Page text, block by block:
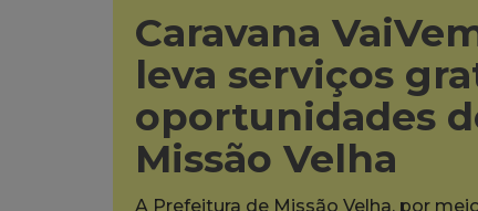
Caravana
leva serviços
oportunidades
Missão Velha
A Prefeitura de Missão Velha, por